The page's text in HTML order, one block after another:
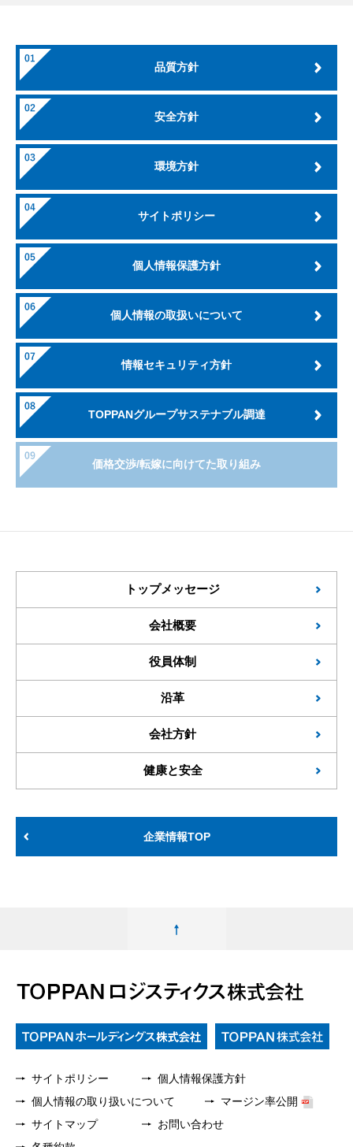
品質方針
安全方針
環境方針
サイトポリシー
個人情報保護方針
個人情報の取扱いについて
情報セキュリティ方針
TOPPANグループサステナブル調達
価格交渉/転嫁に向けてた取り組み
トップメッセージ
会社概要
役員体制
沿革
会社方針
健康と安全
企業情報TOP
サイトポリシー
個人情報保護方針
個人情報の取り扱いについて
マージン率公開
サイトマップ
お問い合わせ